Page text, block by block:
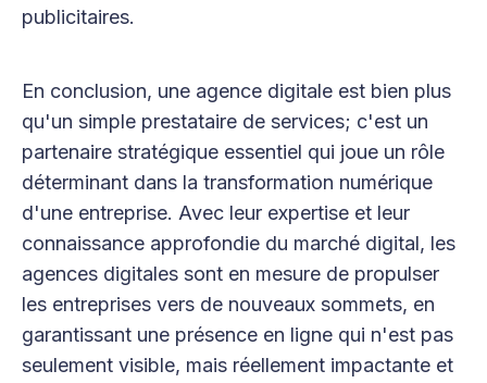
publicitaires.
En conclusion, une agence digitale est bien plus
qu'un simple prestataire de services; c'est un
partenaire stratégique essentiel qui joue un rôle
déterminant dans la transformation numérique
d'une entreprise. Avec leur expertise et leur
connaissance approfondie du marché digital, les
agences digitales sont en mesure de propulser
les entreprises vers de nouveaux sommets, en
garantissant une présence en ligne qui n'est pas
seulement visible, mais réellement impactante et